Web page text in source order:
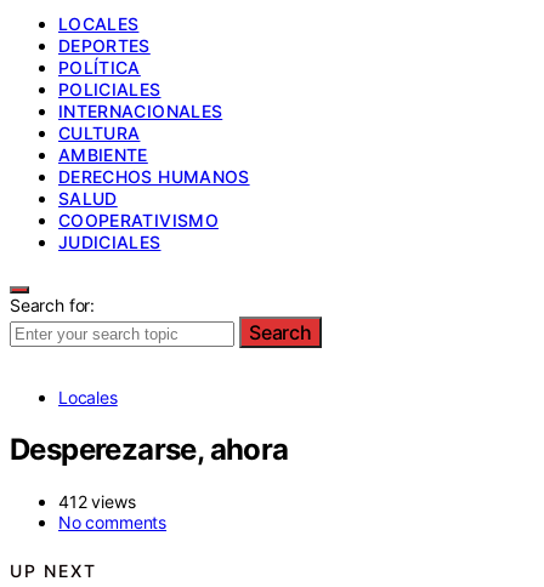
LOCALES
DEPORTES
POLÍTICA
POLICIALES
INTERNACIONALES
CULTURA
AMBIENTE
DERECHOS HUMANOS
SALUD
COOPERATIVISMO
JUDICIALES
Search for:
Search
Locales
Desperezarse, ahora
412 views
No comments
UP NEXT